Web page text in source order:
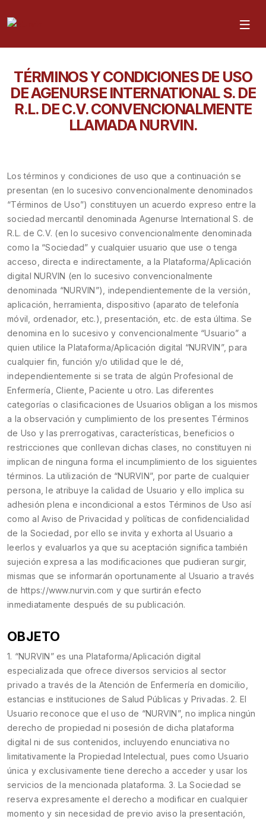
TÉRMINOS Y CONDICIONES DE USO
DE AGENURSE INTERNATIONAL S. DE
R.L. DE C.V. CONVENCIONALMENTE
LLAMADA NURVIN.
Los términos y condiciones de uso que a continuación se
presentan (en lo sucesivo convencionalmente denominados
“Términos de Uso”) constituyen un acuerdo expreso entre la
sociedad mercantil denominada Agenurse International S. de
R.L. de C.V. (en lo sucesivo convencionalmente denominada
como la “Sociedad” y cualquier usuario que use o tenga
acceso, directa e indirectamente, a la Plataforma/Aplicación
digital NURVIN (en lo sucesivo convencionalmente
denominada “NURVIN”), independientemente de la versión,
aplicación, herramienta, dispositivo (aparato de telefonía
móvil, ordenador, etc.), presentación, etc. de esta última. Se
denomina en lo sucesivo y convencionalmente “Usuario” a
quien utilice la Plataforma/Aplicación digital “NURVIN”, para
cualquier fin, función y/o utilidad que le dé,
independientemente si se trata de algún Profesional de
Enfermería, Cliente, Paciente u otro. Las diferentes
categorías o clasificaciones de Usuarios obligan a los mismos
a la observación y cumplimiento de los presentes Términos
de Uso y las prerrogativas, características, beneficios o
restricciones que conllevan dichas clases, no constituyen ni
implican de ninguna forma el incumplimiento de los siguientes
términos. La utilización de “NURVIN”, por parte de cualquier
persona, le atribuye la calidad de Usuario y ello implica su
adhesión plena e incondicional a estos Términos de Uso así
como al Aviso de Privacidad y políticas de confidencialidad
de la Sociedad, por ello se invita y exhorta al Usuario a
leerlos y evaluarlos ya que su aceptación significa también
sujeción expresa a las modificaciones que pudieran surgir,
mismas que se informarán oportunamente al Usuario a través
de https://www.nurvin.com y que surtirán efecto
inmediatamente después de su publicación.
OBJETO
1. “NURVIN” es una Plataforma/Aplicación digital
especializada que ofrece diversos servicios al sector
privado a través de la Atención de Enfermería en domicilio,
estancias e instituciones de Salud Públicas y Privadas. 2. El
Usuario reconoce que el uso de “NURVIN”, no implica ningún
derecho de propiedad ni posesión de dicha plataforma
digital ni de sus contenidos, incluyendo enunciativa no
limitativamente la Propiedad Intelectual, pues como Usuario
única y exclusivamente tiene derecho a acceder y usar los
servicios de la mencionada plataforma. 3. La Sociedad se
reserva expresamente el derecho a modificar en cualquier
momento y sin necesidad de previo aviso la presentación,